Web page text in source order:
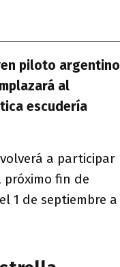
piloto argentino
al
escudería
a participar
fin de
1 de septiembre a